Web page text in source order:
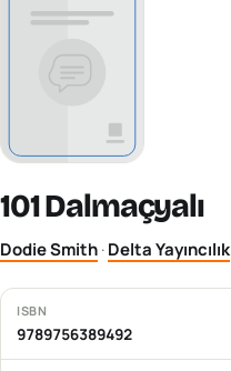
101 Dalmaçyalı
Dodie Smith·Delta Yayıncılık
ISBN
9789756389492